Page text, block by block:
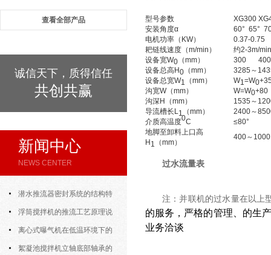
查看全部产品
诚信天下，质得信任
共创共赢
新闻中心
NEWS CENTER
潜水推流器密封系统的结构特
点与渗漏故障处理
浮筒搅拌机的推流工艺原理说
明 离心式曝气机在低温环境下的
运行特性与防冻措施
絮凝池搅拌机立轴底部轴承的
型号参数 XG300
安装角度α
60° 65°
电机功率（KW）
0.37-0.75
耙链线速度（m/min）
约2-3m/min
设备宽W0 （mm） 300
400
设备总高H0 （mm）
3285～
设备总宽W1 （mm） W1=W0
沟宽W（mm）
W=W0+80
沟深H（mm）
1535～
导流槽长L1 （mm）
2400～
介质高温度0C
≤80°
地脚至卸料上口高
H 1 （mm）
400～
过水流量表
注：并联机的过水量在以上
的服务，严格的管理、的生
业务洽谈